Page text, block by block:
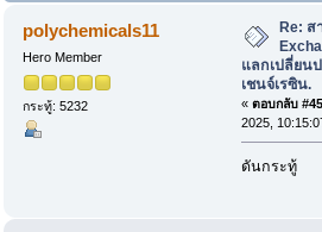
แลกเปลี่ยนประจุ, ไอออนเอ็กซ์เชนจ์เรซิ
polychemicals11
Hero Member
กระทู้: 5232
Re: ส
แลกเปลี่ยน
เชนจ์เรซิน.
« ตอบกลับ
2025,
ดันกระทู้